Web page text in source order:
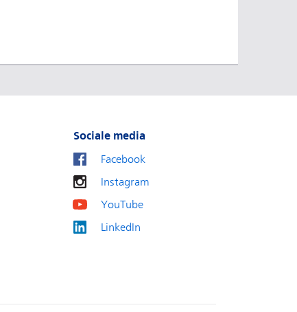
Sociale media
Facebook
Instagram
YouTube
LinkedIn